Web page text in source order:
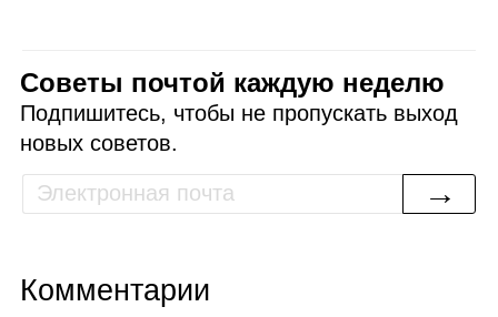
Советы почтой каждую неделю
Подпишитесь, чтобы не пропускать выход
новых советов.
→
Комментарии